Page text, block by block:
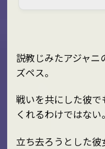
説教じみたアジャ
ズペス。
戦いを共にした彼
くれるわけではない。
立ち去ろうとした彼